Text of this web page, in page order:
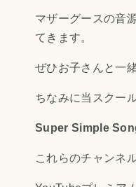
マザーグースの音
てきます。
ぜひお子さんと一
ちなみに当スクー
Super Simple
これらのチャンネ